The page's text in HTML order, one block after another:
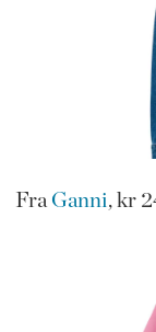
Fra Ganni, kr